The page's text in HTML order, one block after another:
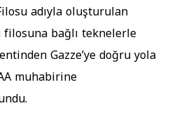
adıyla oluşturulan
filosuna bağlı teknelerle
Gazze’ye doğru yola
muhabirine